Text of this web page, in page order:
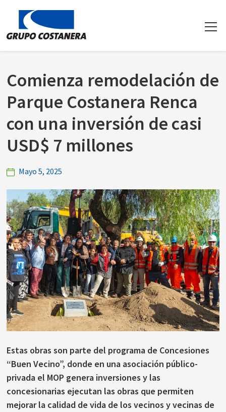
Comienza remodelación de
Parque Costanera Renca
con una inversión de casi
USD$ 7 millones
Mayo 5, 2025
Estas obras son parte del programa de Concesiones
“Buen Vecino”, donde en una asociación público-
privada el MOP genera inversiones y las
concesionarias ejecutan las obras que permiten
mejorar la calidad de vida de los vecinos y vecinas de